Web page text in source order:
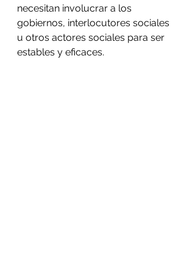
necesitan involucrar a los
gobiernos, interlocutores sociales
u otros actores sociales para ser
estables y eficaces.